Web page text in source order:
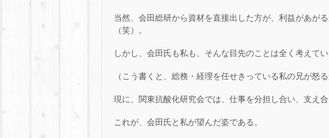
当然、会田総研から資材を直接出した方が、利益があが
（笑）。
しかし、会田氏も私も、そんな目先のことは全く考えてい
（こう書くと、総務・経理を任せきっている私の兄が怒
現に、関東抗酸化研究会では、仕事を分担し合い、支え
これが、会田氏と私が望んだ姿である。